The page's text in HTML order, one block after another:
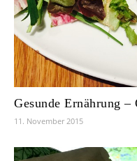
Gesunde Ernährung
11. November 2015